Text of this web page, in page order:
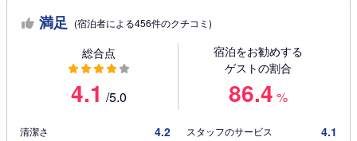
満足 (宿泊者による456件のクチコミ)
総合点
4.1 /5.0
宿泊をお勧めする
ゲストの割合
86.4 %
清潔さ 4.2 スタッフのサービス 4.1